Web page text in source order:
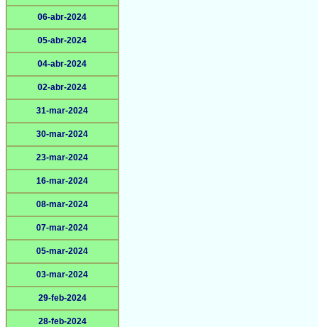
06-abr-2024
05-abr-2024
04-abr-2024
02-abr-2024
31-mar-2024
30-mar-2024
23-mar-2024
16-mar-2024
08-mar-2024
07-mar-2024
05-mar-2024
03-mar-2024
29-feb-2024
28-feb-2024